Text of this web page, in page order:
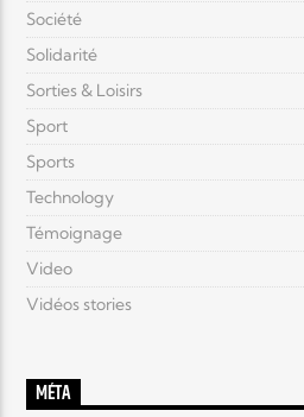
Société
Solidarité
Sorties & Loisirs
Sport
Sports
Technology
Témoignage
Video
Vidéos stories
MÉTA